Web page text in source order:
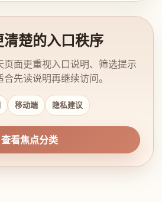
楚的入口秩序
面更重视入口说明、筛选提示
先读说明再继续访问。
移动端 隐私建议
查看焦点分类